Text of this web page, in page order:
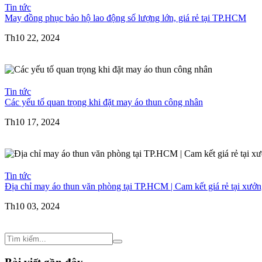
Tin tức
May đồng phục bảo hộ lao động số lượng lớn, giá rẻ tại TP.HCM
Th10 22, 2024
Tin tức
Các yếu tố quan trọng khi đặt may áo thun công nhân
Th10 17, 2024
Tin tức
Địa chỉ may áo thun văn phòng tại TP.HCM | Cam kết giá rẻ tại
Th10 03, 2024